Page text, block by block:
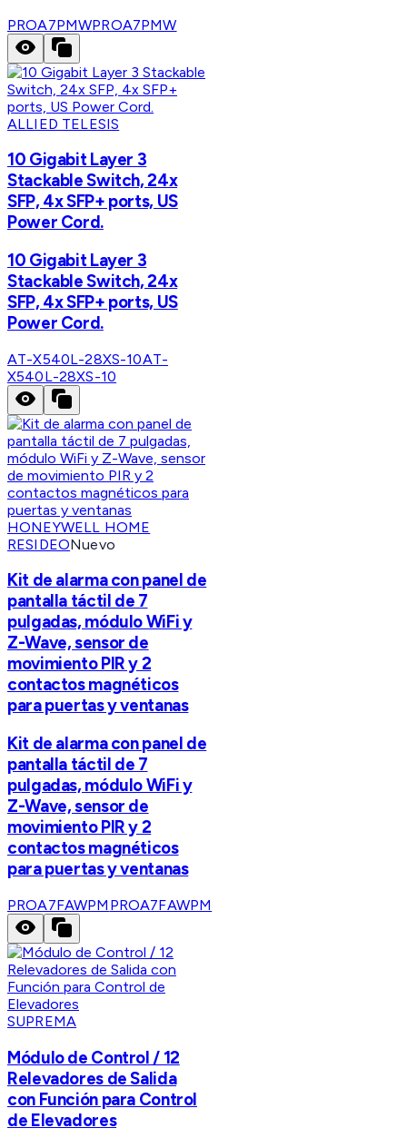
PROA7PMWPROA7PMW
ALLIED TELESIS
10 Gigabit Layer 3
Stackable Switch, 24x
SFP, 4x SFP+ ports, US
Power Cord.
10 Gigabit Layer 3
Stackable Switch, 24x
SFP, 4x SFP+ ports, US
Power Cord.
AT-X540L-28XS-10AT-
X540L-28XS-10
HONEYWELL HOME
RESIDEONuevo
Kit de alarma con panel de
pantalla táctil de 7
pulgadas, módulo WiFi y
Z-Wave, sensor de
movimiento PIR y 2
contactos magnéticos
para puertas y ventanas
Kit de alarma con panel de
pantalla táctil de 7
pulgadas, módulo WiFi y
Z-Wave, sensor de
movimiento PIR y 2
contactos magnéticos
para puertas y ventanas
PROA7FAWPM PROA7FAWPM
SUPREMA
Módulo de Control / 12
Relevadores de Salida
con Función para Control
de Elevadores